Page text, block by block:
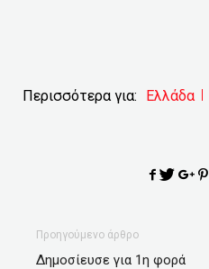
Περισσότερα για: Ελλάδα
Προηγούμενο άρθρο
Δημοσίευσε για 1η φορά